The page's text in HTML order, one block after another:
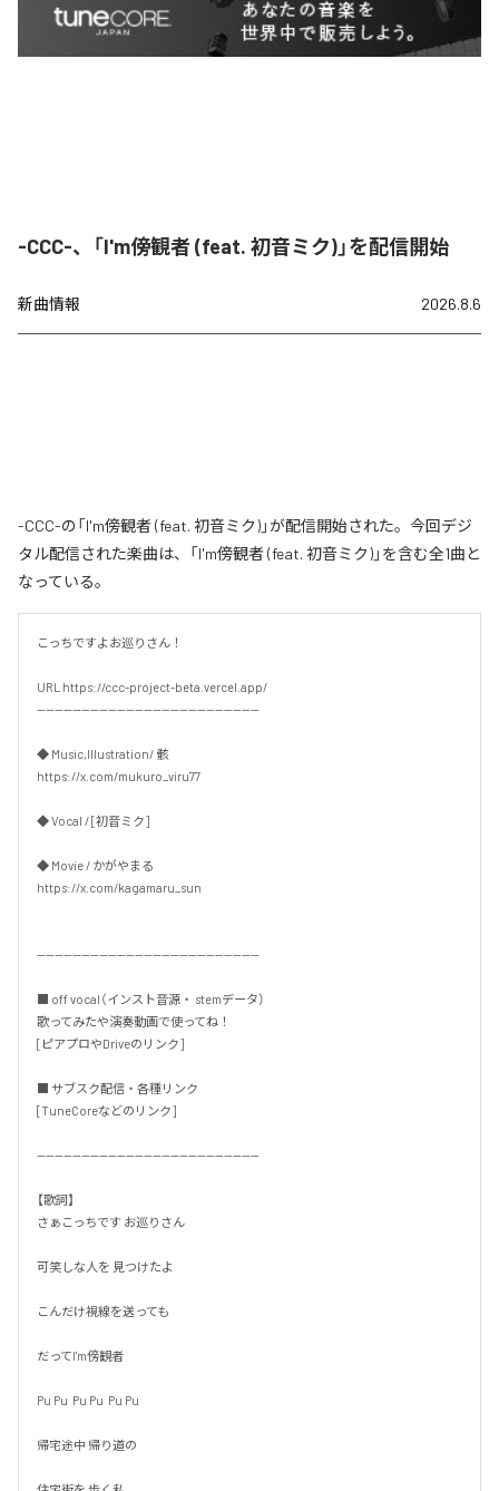
-CCC-、「I'm傍観者 (feat. 初音ミク)」を配信開始
新曲情報 2026.8.6
-CCC-の「I'm傍観者 (feat. 初音ミク)」が配信開始された。今回デジ
タル配信された楽曲は、「I'm傍観者 (feat. 初音ミク)」を含む全1曲と
なっている。
こっちですよお巡りさん！
URL https://ccc-project-beta.vercel.app/
--------------------------------------------------
◆ Music,Illustration/ 骸
https://x.com/mukuro_viru77
◆ Vocal / [初音ミク]
◆ Movie / かがやまる
https://x.com/kagamaru_sun
--------------------------------------------------
■ off vocal（インスト音源・ stemデータ）
歌ってみたや演奏動画で使ってね！
[ピアプロやDriveのリンク]
■ サブスク配信・各種リンク
[TuneCoreなどのリンク]
--------------------------------------------------
【歌詞】
さぁこっちです お巡りさん
可笑しな人を 見つけたよ
こんだけ視線を送っても
だってI'm傍観者
Pu Pu  Pu Pu  Pu Pu
帰宅途中 帰り道の